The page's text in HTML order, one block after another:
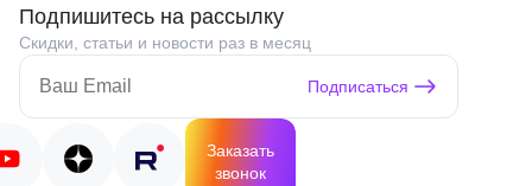
Подпишитесь на рассылку
Скидки, статьи и новости раз в месяц
Подписаться
Заказать
звонок